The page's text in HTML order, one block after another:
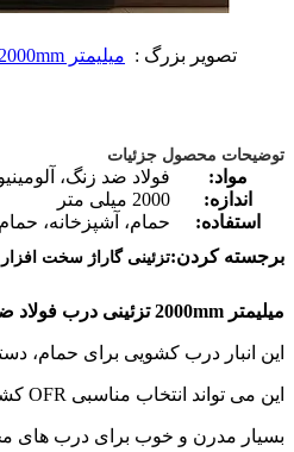
تصویر بزرگ : میلیمتر 2000mm تزئینی درب فولاد ضد زنگ چوب کشویی انبار
توضیحات محصول جزئیات
مواد: فولاد ضد زنگ،
اندازه:
2000 میلی متر
استفاده:
حمام، آشپزخانه،
برجسته کردن:تزئینی گاراژ سخت
میلیمتر 2000mm تزئینی درب فولاد ضد زنگ چوب کشویی انبار
این انبار درب کشویی برای حمام،
این می تواند انتخاب مناسبی OFR کشویی سیستم درب داخلی و خارجی خود را
بسیار مدرن و خوب برای درب های